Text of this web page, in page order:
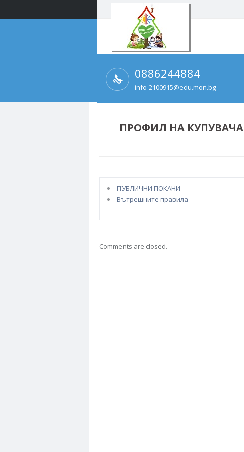
0886244884
info-2100915@edu.mon.bg
ПРОФИЛ НА КУПУВАЧА
ПУБЛИЧНИ ПОКАНИ
Вътрешните правила
Comments are closed.